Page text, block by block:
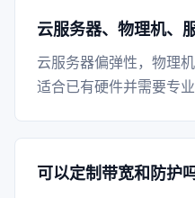
云服务器、物理机、
云服务器偏弹性，物理
适合已有硬件并需要专
可以定制带宽和防护吗